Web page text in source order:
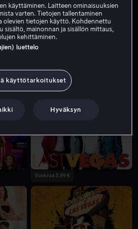
Vuokraa 3,99 €
Vuokraa 3,99 €
käyttäminen. Laitteen ominaisuuksien
varten. Tietojen tallentaminen
olevien tietojen käyttö. Kohdennettu
sisältö, mainonnan ja sisällön mittaus,
kehittäminen.
luettelo
käyttötarkoitukset
Hyväksyn